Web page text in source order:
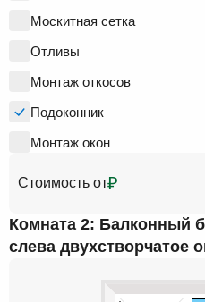
Москитная сетка
Отливы
Монтаж откосов
Подоконник
Монтаж окон
Стоимость от₽
Комната 2: Балконный
слева двухстворчатое